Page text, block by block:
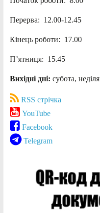
Перерва: 12.00-12.45
Кінець роботи: 17.00
П’ятниця: 15.45
Вихідні дні: субота, неділя
RSS стрічка
YouTube
Facebook
Telegram